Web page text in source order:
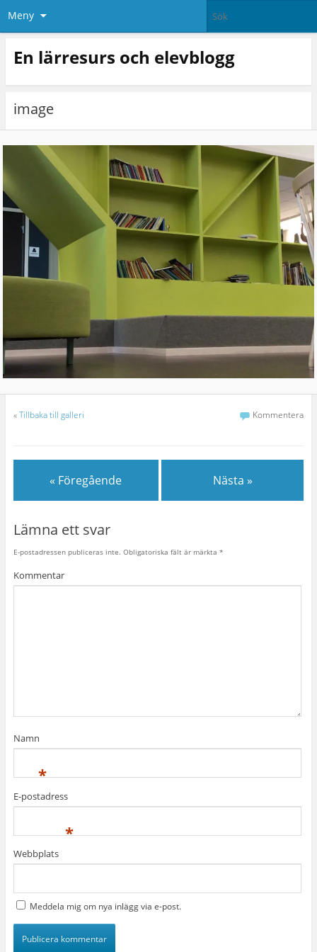
Meny
En lärresurs och elevblogg
image
«Tillbaka till galleri Kommentera
« Föregående Nästa »
Lämna ett svar
E-postadressen publiceras inte. Obligatoriska fält är märkta *
Kommentar
Namn
*
E-postadress
*
Webbplats
Meddela mig om nya inlägg via e-post.